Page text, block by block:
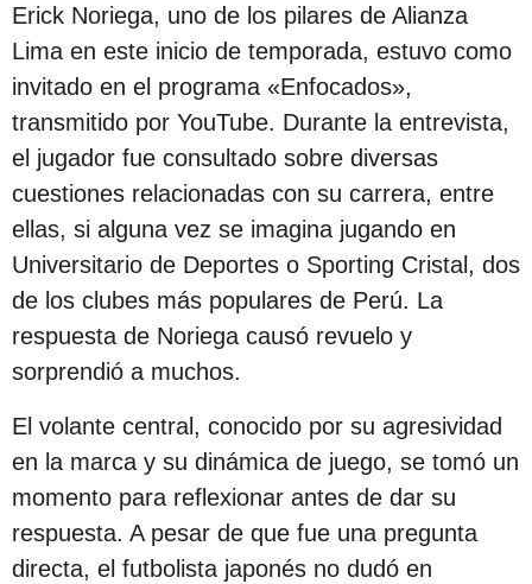
c
i
ó
n
1
a
ñ
o
d
e
s
d
e
l
a
p
n
Erick Noriega, uno de los pilares de Alianza
Lima en este inicio de temporada, estuvo como
invitado en el programa «Enfocados»,
transmitido por YouTube. Durante la entrevista,
el jugador fue consultado sobre diversas
cuestiones relacionadas con su carrera, entre
ellas, si alguna vez se imagina jugando en
Universitario de Deportes o Sporting Cristal, dos
de los clubes más populares de Perú. La
respuesta de Noriega causó revuelo y
sorprendió a muchos.
El volante central, conocido por su agresividad
en la marca y su dinámica de juego, se tomó un
momento para reflexionar antes de dar su
respuesta. A pesar de que fue una pregunta
directa, el futbolista japonés no dudó en